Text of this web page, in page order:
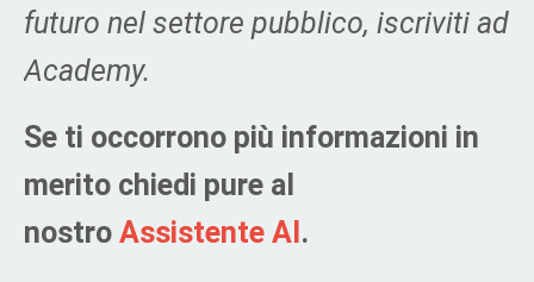
futuro nel settore pubblico, iscriviti ad
Academy.
Se ti occorrono più informazioni in
merito chiedi pure al
nostro Assistente AI .